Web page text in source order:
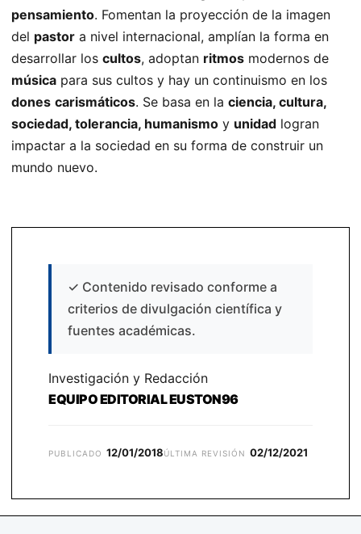
pensamiento. Fomentan la proyección de la imagen
del pastor a nivel internacional, amplían la forma en
desarrollar los cultos, adoptan ritmos modernos de
música para sus cultos y hay un continuismo en los
dones carismáticos. Se basa en la ciencia, cultura,
sociedad, tolerancia, humanismo y unidad logran
impactar a la sociedad en su forma de construir un
mundo nuevo.
✓ Contenido revisado conforme a
criterios de divulgación científica y
fuentes académicas.
Investigación y Redacción
EQUIPO EDITORIAL EUSTON96
PUBLICADO 12/01/2018ÚLTIMA REVISIÓN 02/12/2021